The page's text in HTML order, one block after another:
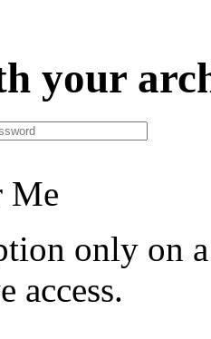
your
Me
only on
access.